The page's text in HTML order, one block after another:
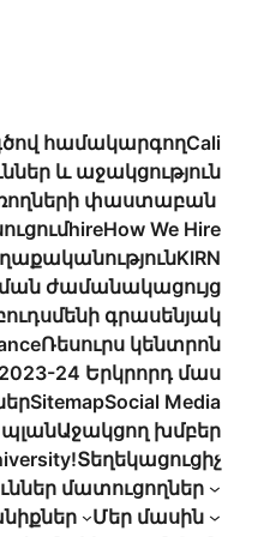
համակարգողCali
և աջակցություն
փաստաբան
hireHow We Hire
KIRN
ժամանակացույց
գրասենյակ
Ռեսուրս կենտրոն
24 Երկրորդ մաս
SitemapSocial Media
Աջակցող խմբեր
Տեղեկացուցիչ
մատուցողներ
Մեր մասին